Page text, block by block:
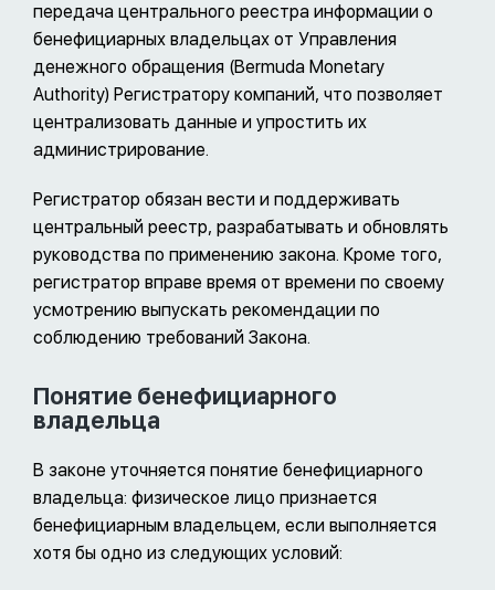
передача центрального реестра информации о
бенефициарных владельцах от Управления
денежного обращения (Bermuda Monetary
Authority) Регистратору компаний, что позволяет
централизовать данные и упростить их
администрирование.
Регистратор обязан вести и поддерживать
центральный реестр, разрабатывать и обновлять
руководства по применению закона. Кроме того,
регистратор вправе время от времени по своему
усмотрению выпускать рекомендации по
соблюдению требований Закона.
Понятие бенефициарного
владельца
В законе уточняется понятие бенефициарного
владельца: физическое лицо признается
бенефициарным владельцем, если выполняется
хотя бы одно из следующих условий: